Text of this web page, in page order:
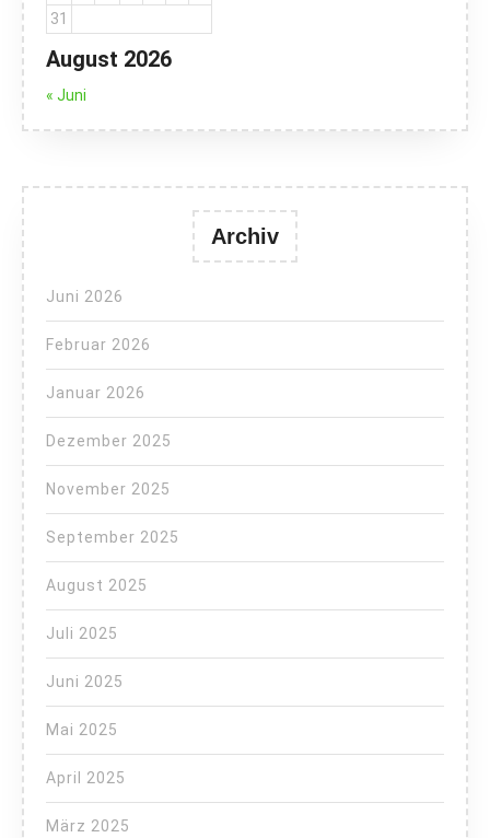
August 2026
31
« Juni
Archiv
Juni 2026
Februar 2026
Januar 2026
Dezember 2025
November 2025
September 2025
August 2025
Juli 2025
Juni 2025
Mai 2025
April 2025
März 2025